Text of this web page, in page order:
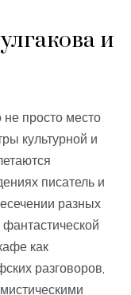
и
просто место
культурной и
писатель и
разных
как
разговоров,